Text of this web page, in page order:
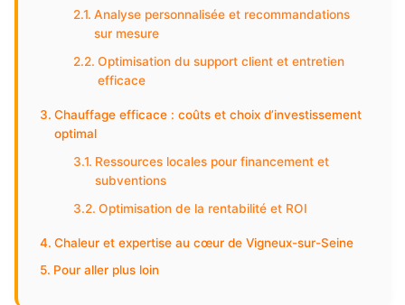
Analyse personnalisée et recommandations
sur mesure
Optimisation du support client et entretien
efficace
Chauffage efficace : coûts et choix d’investissement
optimal
Ressources locales pour financement et
subventions
Optimisation de la rentabilité et ROI
Chaleur et expertise au cœur de Vigneux-sur-Seine
Pour aller plus loin